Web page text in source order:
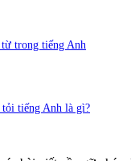
trong tiếng Anh
tỏi tiếng Anh là gì?